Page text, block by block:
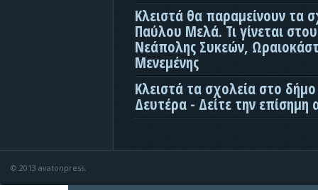
Κλειστά θα παραμείνουν τα
Παύλου Μελά. Τι γίνεται
Νεάπολης Συκεών,
Μενεμένης
Κλειστά τα σχολεία στο
Δευτέρα - Δείτε την επίσημη
© 2013 avatonpress.